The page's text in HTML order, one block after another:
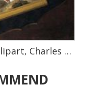
西班牙普拉多美术馆油画藏画-Flipart, Charles Joseph-Mesa revuelta con pinturas, zanfonía, libros y otros objetos-0882